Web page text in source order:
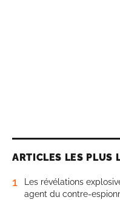
ARTICLES LES PLUS
1
Les révélations
agent du contre-